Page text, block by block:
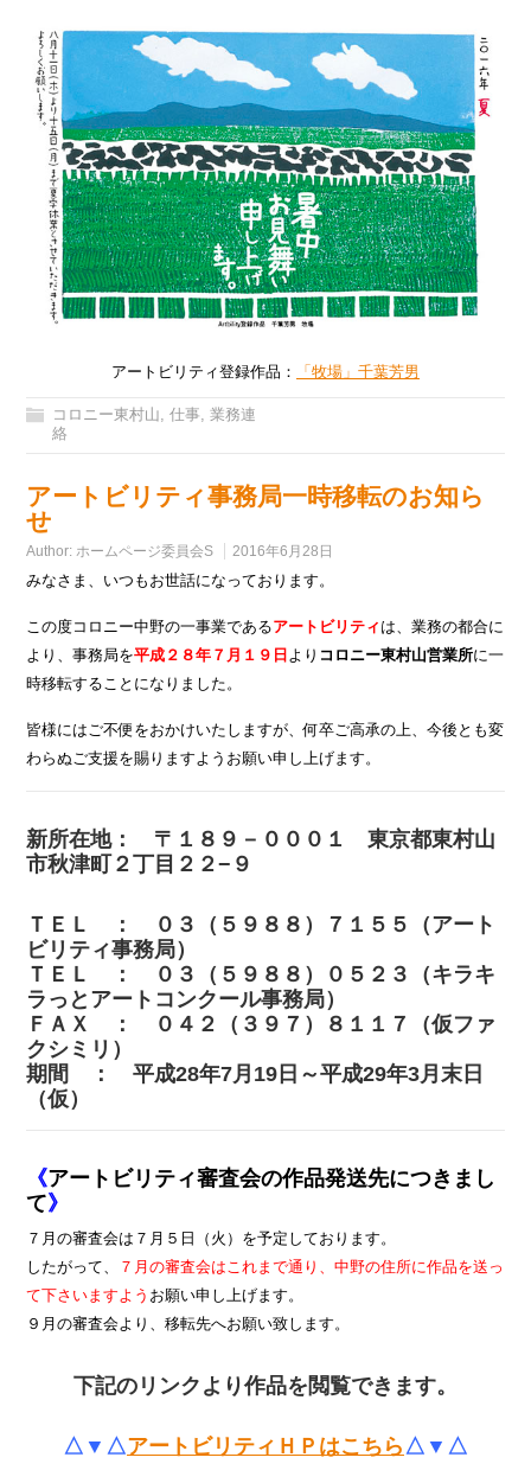
アートビリティ登録作品： 「牧場」千葉芳男
コロニー東村山,仕事,業務連
絡
アートビリティ事務局一時移転のお知ら
せ
Author:ホームページ委員会S 2016年6月28日
みなさま、いつもお世話になっております。
この度コロニー中野の一事業であるアートビリティ は、業務の都合に
より、事務局を平成２８年７月１９日 より コロニー東村山営業所に一
時移転することになりました。
皆様にはご不便をおかけいたしますが、何卒ご高承の上、今後とも変
わらぬご支援を賜りますようお願い申し上げます。
新所在地： 〒１８９－０００１ 東京都東村山
市秋津町２丁目２２−９
ＴＥＬ ： ０３（５９８８）７１５５（アート
ビリティ事務局）
ＴＥＬ ： ０３（５９８８）０５２３（キラキ
ラっとアートコンクール事務局）
ＦＡＸ ： ０４２（３９７）８１１７（仮ファ
クシミリ）
期間 ： 平成28年7月19日～平成29年3月末日
（仮）
《アートビリティ審査会の作品発送先につきまし
て》
７月の審査会は７月５日（火）を予定しております。
したがって、
７月の審査会はこれまで通り、中野の住所に作品を送っ
て下さいますよう お願い申し上げます。
９月の審査会より、移転先へお願い致します。
下記のリンクより作品を閲覧できます。
△▼△アートビリティＨＰはこちら △▼△